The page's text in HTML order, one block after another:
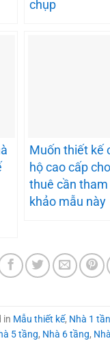
chụp
Muốn thiết kế
hộ cao cấp cho
thuê cần tham
khảo mẫu này
in Mẫu thiết kế, Nhà 1
5 tầng, Nhà 6 tầng,